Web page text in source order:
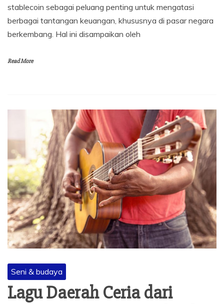
stablecoin sebagai peluang penting untuk mengatasi
berbagai tantangan keuangan, khususnya di pasar negara
berkembang. Hal ini disampaikan oleh
Read More
Seni & budaya
Lagu Daerah Ceria dari